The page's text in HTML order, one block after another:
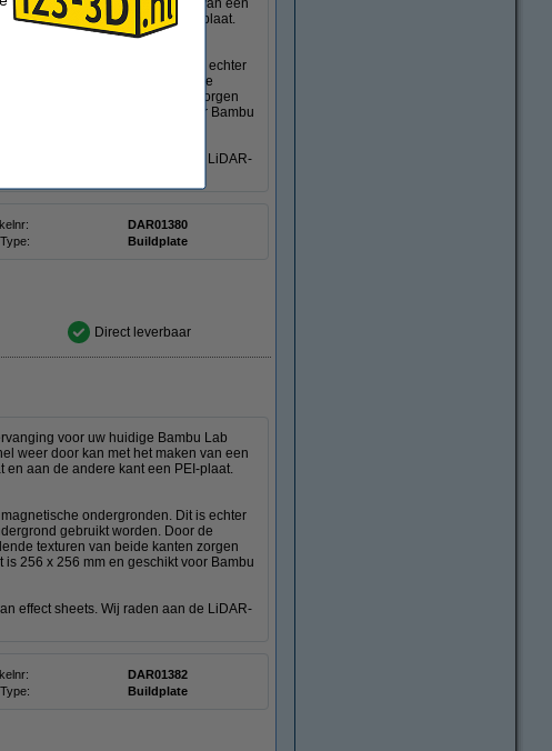
weer door kan met het maken van een
en aan de andere kant een PEI-plaat.
ondergronden. Dit is echter
gebruikt worden. Door de
texturen van beide kanten zorgen
256 x 256 mm en geschikt voor Bambu
effect sheets. Wij raden aan de LiDAR-
DAR01380
Buildplate
Direct leverbaar
voor uw huidige Bambu Lab
weer door kan met het maken van een
en aan de andere kant een PEI-plaat.
ondergronden. Dit is echter
gebruikt worden. Door de
texturen van beide kanten zorgen
256 x 256 mm en geschikt voor Bambu
effect sheets. Wij raden aan de LiDAR-
DAR01382
Buildplate